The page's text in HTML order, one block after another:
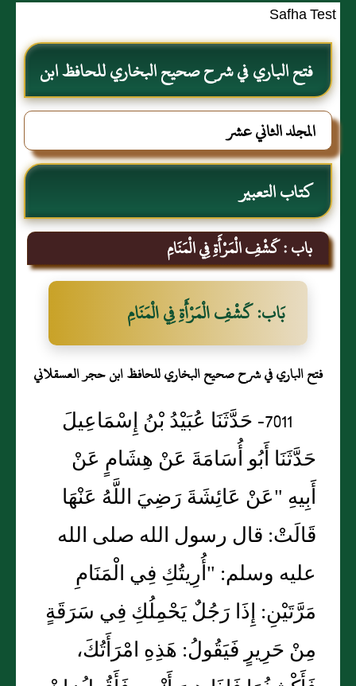
Safha Test
فتح الباري في شرح صحيح البخاري للحافظ ابن
حجر العسقلاني
المجلد الثاني عشر
كتاب التعبير
باب : كَشْفِ الْمَرْأَةِ فِي الْمَنَامِ
بَاب: كَشْفِ الْمَرْأَةِ فِي الْمَنَامِ
فتح الباري في شرح صحيح البخاري للحافظ ابن حجر العسقلاني
7011- حَدَّثَنَا عُبَيْدُ بْنُ إِسْمَاعِيلَ
حَدَّثَنَا أَبُو أُسَامَةَ عَنْ هِشَامٍ عَنْ
أَبِيهِ "عَنْ عَائِشَةَ رَضِيَ اللَّهُ عَنْهَا
قَالَتْ: قال رسول الله صلى الله
عليه وسلم: "أُرِيتُكِ فِي الْمَنَامِ
مَرَّتَيْنِ: إِذَا رَجُلٌ يَحْمِلُكِ فِي سَرَقَةٍ
مِنْ حَرِيرٍ فَيَقُولُ: هَذِهِ امْرَأَتُكَ،